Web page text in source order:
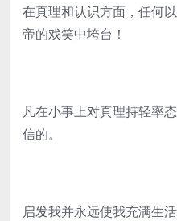
在真理和认识方面，任何
帝的戏笑中垮台！
凡在小事上对真理持轻率
信的。
启发我并永远使我充满生